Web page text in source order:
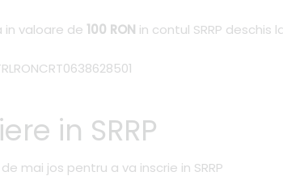
in valoare de 100 RON in contul SRRP deschis
in SRRP
mai jos pentru a va inscrie in SRRP